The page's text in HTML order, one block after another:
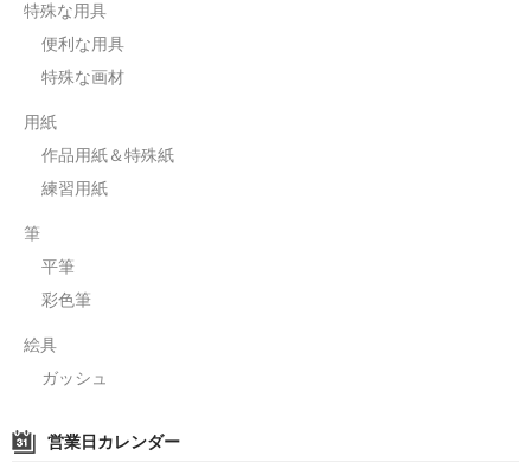
特殊な用具
便利な用具
特殊な画材
用紙
作品用紙＆特殊紙
練習用紙
筆
平筆
彩色筆
絵具
ガッシュ
営業日カレンダー